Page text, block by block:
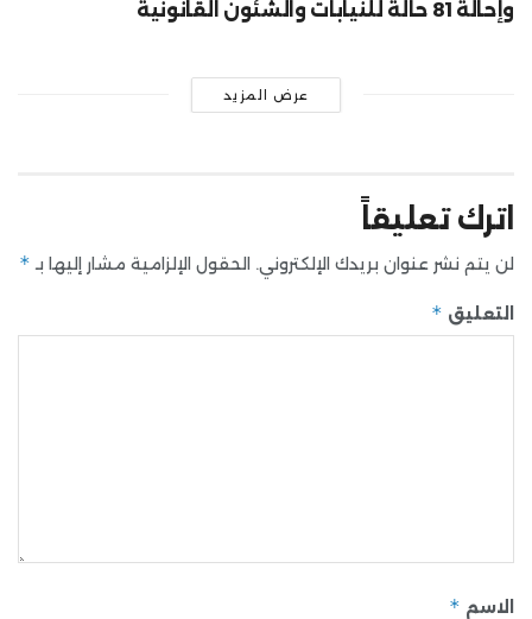
وإحالة 81 حالة للنيابات والشئون القانونية
عرض المزيد
اترك تعليقاً
لن يتم نشر عنوان بريدك الإلكتروني. الحقول الإلزامية مشار إليها بـ *
التعليق *
الاسم *